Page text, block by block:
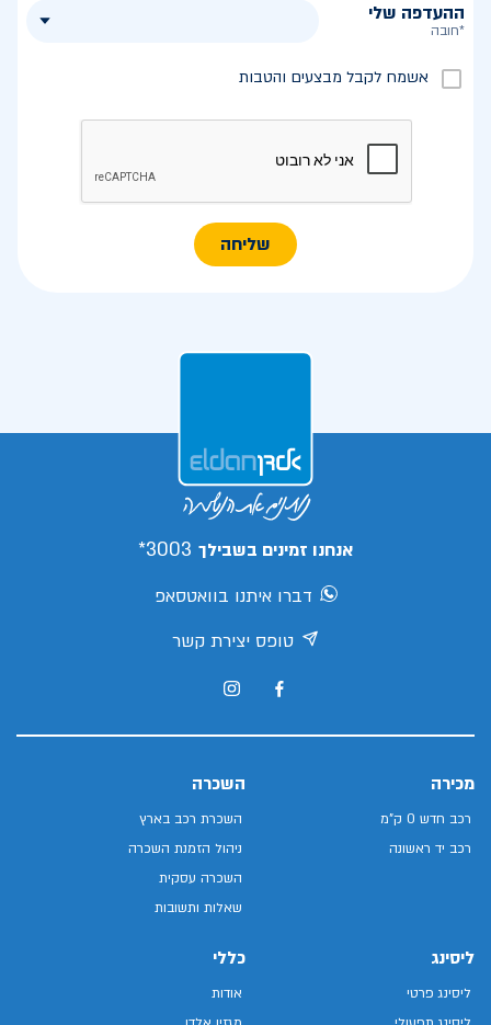
ההעדפה שלי
*חובה
אשמח לקבל מבצעים והטבות
שליחה
אנחנו זמינים בשבילך 3003*
דברו איתנו בוואטסאפ
טופס יצירת קשר
מכירה
רכב חדש 0 ק"מ
רכב יד ראשונה
השכרה
השכרת רכב בארץ
ניהול הזמנת השכרה
השכרה עסקית
שאלות ותשובות
ליסינג
ליסינג פרטי
כללי
אודות